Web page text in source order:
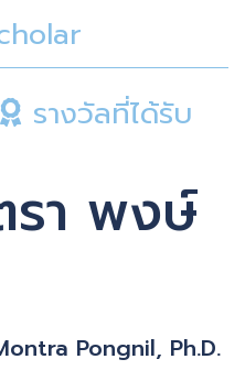
รางวัลที่ได้รับ
รา พงษ์
Pongnil, Ph.D.